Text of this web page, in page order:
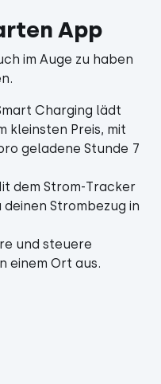
App
im Auge zu haben
Charging lädt
kleinsten Preis, mit
geladene Stunde 7
dem Strom-Tracker
Strombezug in
und steuere
einem Ort aus.